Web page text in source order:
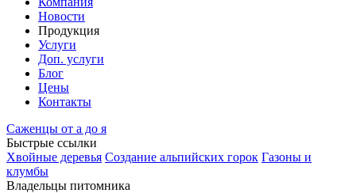
Новости
Продукция
Услуги
Доп. услуги
Блог
Цены
Контакты
Саженцы от а до я
Быстрые ссылки
Хвойные деревья Создание альпийских горок Газоны и
клумбы
Владельцы питомника